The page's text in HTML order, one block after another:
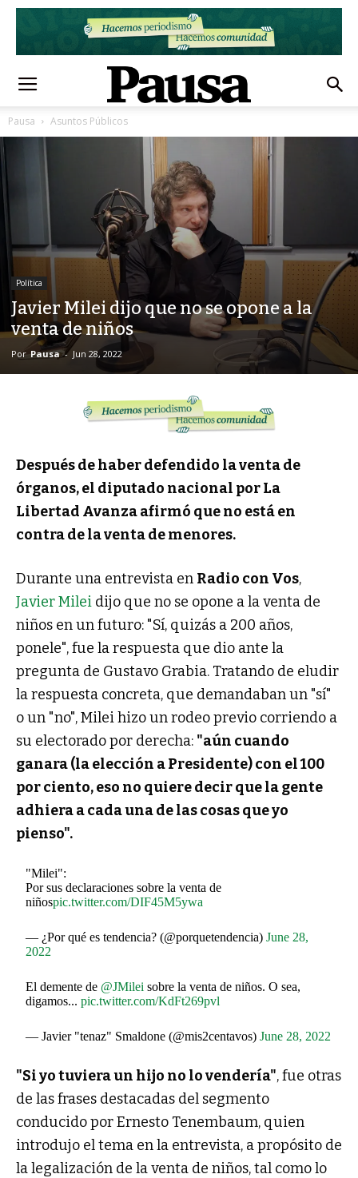
Pausa Asuntos Públicos
Política
Javier Milei dijo que no se opone a la
venta de niños
Por Pausa - Jun 28, 2022
Después de haber defendido la venta de
órganos, el diputado nacional por La
Libertad Avanza afirmó que no está en
contra de la venta de menores.
Durante una entrevista en Radio con Vos,
Javier Milei dijo que no se opone a la venta de
niños en un futuro: "Sí, quizás a 200 años,
ponele", fue la respuesta que dio ante la
pregunta de Gustavo Grabia. Tratando de eludir
la respuesta concreta, que demandaban un "sí"
o un "no", Milei hizo un rodeo previo corriendo a
su electorado por derecha: "aún cuando
ganara (la elección a Presidente) con el 100
por ciento, eso no quiere decir que la gente
adhiera a cada una de las cosas que yo
pienso".
"Milei":
Por sus declaraciones sobre la venta de
niñospic.twitter.com/DIF45M5ywa
— ¿Por qué es tendencia? (@porquetendencia)June 28,
2022
El demente de @JMilei sobre la venta de niños. O sea,
digamos...pic.twitter.com/KdFt269pvl
— Javier "tenaz" Smaldone (@mis2centavos)June 28, 2022
"Si yo tuviera un hijo no lo vendería", fue otras
de las frases destacadas del segmento
conducido por Ernesto Tenembaum, quien
introdujo el tema en la entrevista, a propósito de
la legalización de la venta de niños, tal como lo